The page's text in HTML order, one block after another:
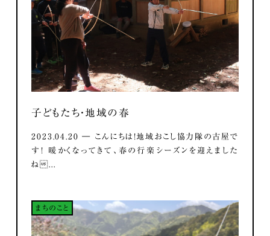
子どもたち・地域の春
2023.04.20 ― こんにちは！地域おこし協力隊の古屋で
す！ 暖かくなってきて、春の行楽シーズンを迎えました
ね...
まちのこと